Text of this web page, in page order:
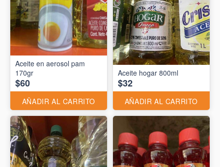
Aceite en aerosol pam
170gr
$60
AÑADIR AL CARRITO
Aceite hogar 800ml
$32
AÑADIR AL CARRITO